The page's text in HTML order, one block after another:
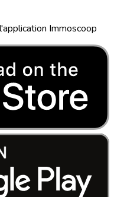
Immoscoop